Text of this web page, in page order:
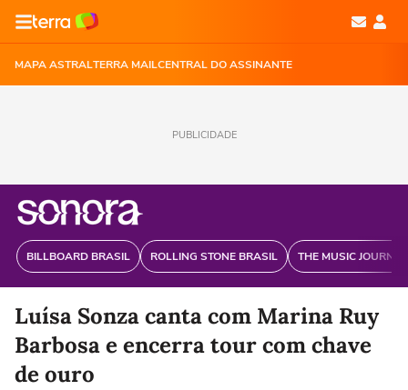
MAPA ASTRALTERRA MAILCENTRAL DO ASSINANTE
PUBLICIDADE
BILLBOARD BRASIL ROLLING STONE BRASIL THE MUSIC
Luísa Sonza canta com Marina Ruy
Barbosa e encerra tour com chave
de ouro